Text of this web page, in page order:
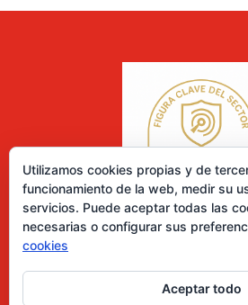
0 elementos
Utilizamos cookies propias y de
funcionamiento de la web, medir su
servicios. Puede aceptar todas las
necesarias o configurar sus
cookies
Aceptar todo